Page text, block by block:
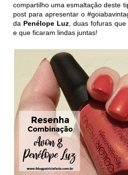
compartilho uma esmaltação deste
post para apresentar o
da Penélope Luz , duas fofuras
e que ficaram lindas juntas!